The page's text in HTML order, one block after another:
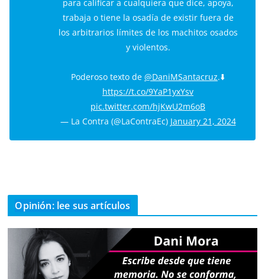
para calificar a cualquiera que dice, apoya,
trabaja o tiene la osadía de existir fuera de
los arbitrarios límites de los machitos osados
y violentos.
Poderoso texto de @DaniMSantacruz.⬇️
https://t.co/9YaP1yxYsv
pic.twitter.com/hjKwU2m6oB
— La Contra (@LaContraEc) January 21, 2024
Opinión: lee sus artículos